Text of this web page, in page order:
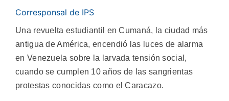
Corresponsal de IPS
Una revuelta estudiantil en Cumaná, la ciudad más
antigua de América, encendió las luces de alarma
en Venezuela sobre la larvada tensión social,
cuando se cumplen 10 años de las sangrientas
protestas conocidas como el Caracazo.